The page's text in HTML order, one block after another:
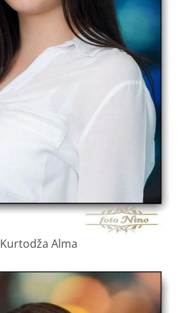
Kurtodža Alma